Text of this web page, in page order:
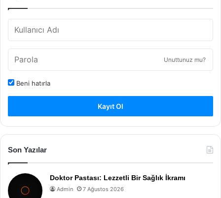
Unuttunuz mu?
Beni hatırla
Kayıt Ol
Son Yazılar
Doktor Pastası: Lezzetli Bir Sağlık İkramı
Admin 7 Ağustos 2026